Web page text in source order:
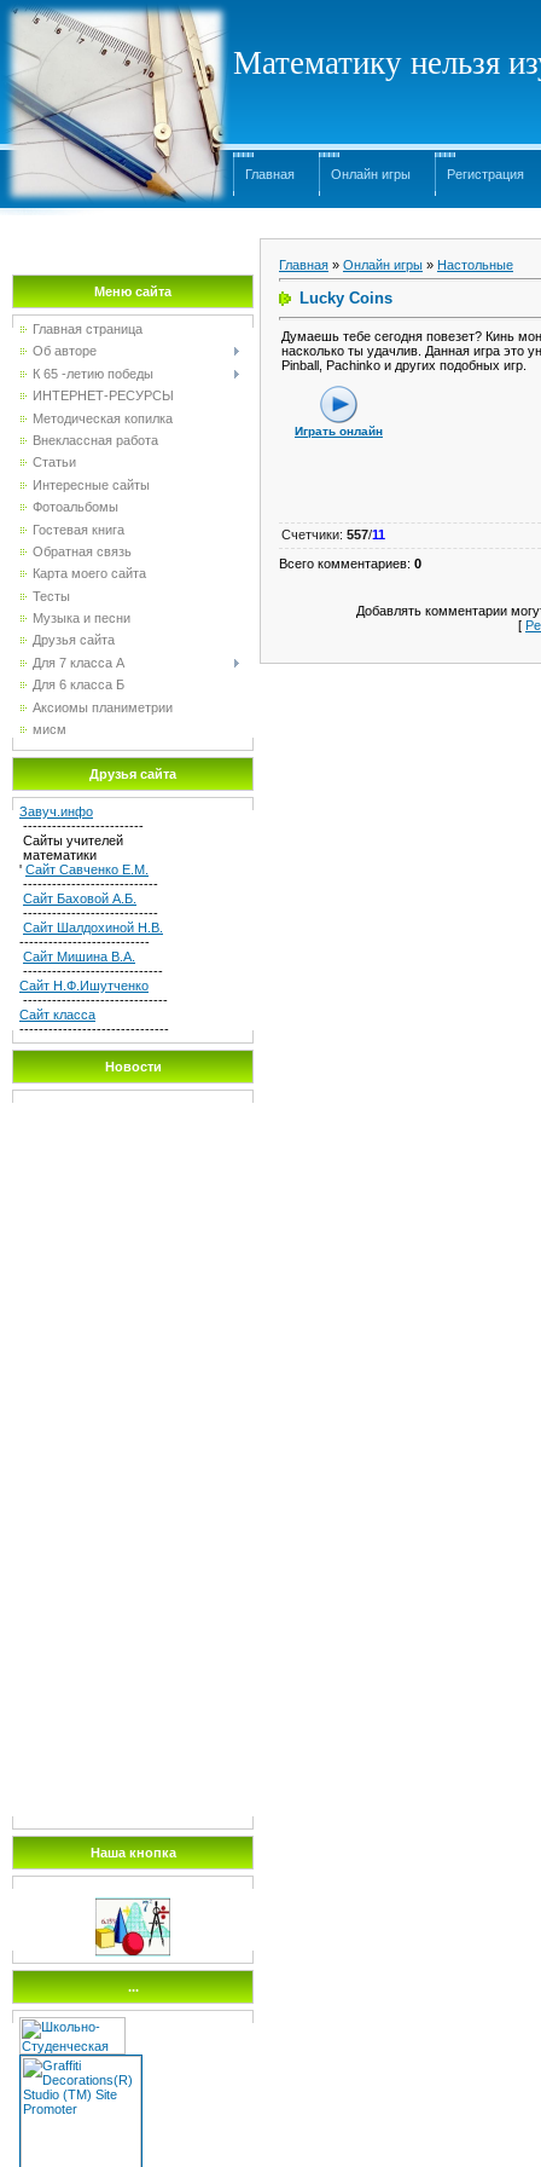
Математику нельзя
Главная Онлайн игры Регистрация
Меню сайта
Главная страница
Об авторе
К 65 -летию победы
ИНТЕРНЕТ-РЕСУРСЫ
Методическая копилка
Внеклассная работа
Статьи
Интересные сайты
Фотоальбомы
Гостевая книга
Обратная связь
Карта моего сайта
Тесты
Музыка и песни
Друзья сайта
Для 7 класса А
Для 6 класса Б
Аксиомы планиметрии
мисм
Друзья сайта
Завуч.инфо
-------------------------
Сайты учителей
математики
' Сайт Савченко Е.М.
----------------------------
Сайт Баховой А.Б.
----------------------------
Сайт Шалдохиной Н.В.
---------------------------
Сайт Мишина В.А.
-----------------------------
Сайт Н.Ф.Ишутченко
------------------------------
Сайт класса
-------------------------------
Новости
Наша кнопка
...
Главная » Онлайн игры » Настольные
Lucky Coins
Думаешь тебе сегодня повезет? Кинь
насколько ты удачлив. Данная игра это
Pinball, Pachinko и других подобных игр.
Играть онлайн
Счетчики: 557/11
Всего комментариев: 0
Добавлять комментарии
[